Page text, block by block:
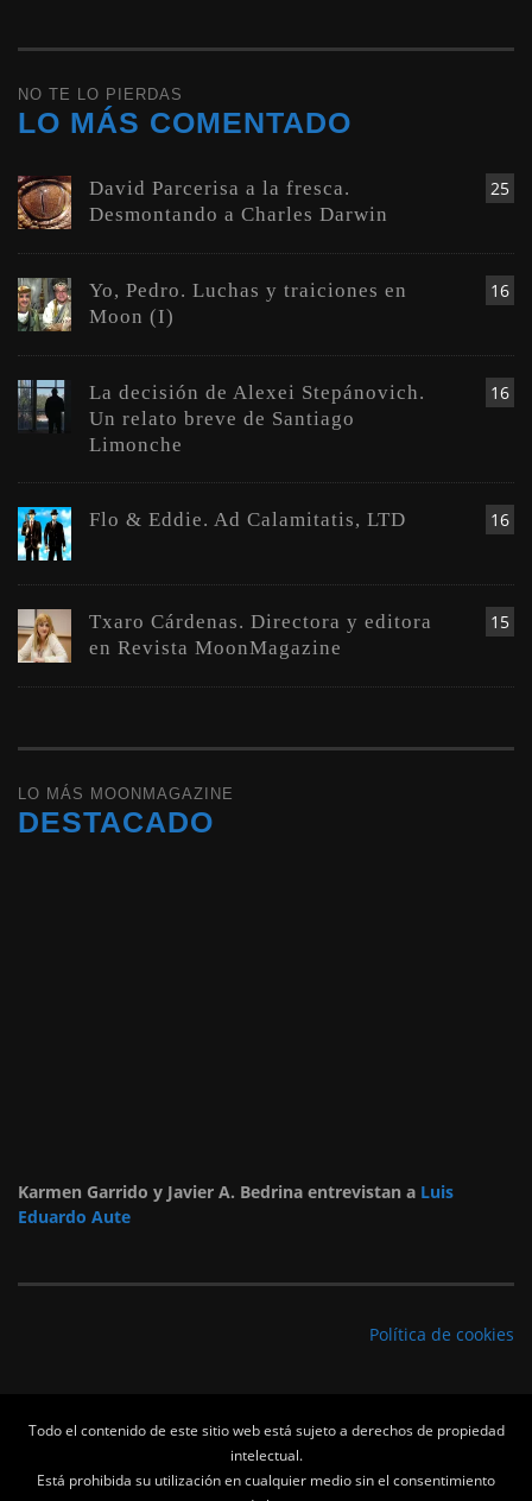
NO TE LO PIERDAS
LO MÁS COMENTADO
25
David Parcerisa a la fresca.
Desmontando a Charles Darwin
16
Yo, Pedro. Luchas y traiciones en
Moon (I)
16
La decisión de Alexei Stepánovich.
Un relato breve de Santiago
Limonche
16
Flo & Eddie. Ad Calamitatis, LTD
15
Txaro Cárdenas. Directora y editora
en Revista MoonMagazine
LO MÁS MOONMAGAZINE
DESTACADO
Karmen Garrido y Javier A. Bedrina entrevistan a Luis
Eduardo Aute
Política de cookies
Todo el contenido de este sitio web está sujeto a derechos de propiedad
intelectual.
Está prohibida su utilización en cualquier medio sin el consentimiento